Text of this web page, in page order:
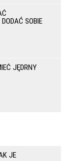
SOBIE
JĘDRNY
JE